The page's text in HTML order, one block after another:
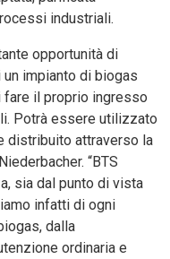
industriali.
opportunità di
impianto di biogas
il proprio ingresso
Potrà essere utilizzato
distribuito attraverso la
“BTS
sia dal punto di vista
infatti di ogni
dalla
ordinaria e